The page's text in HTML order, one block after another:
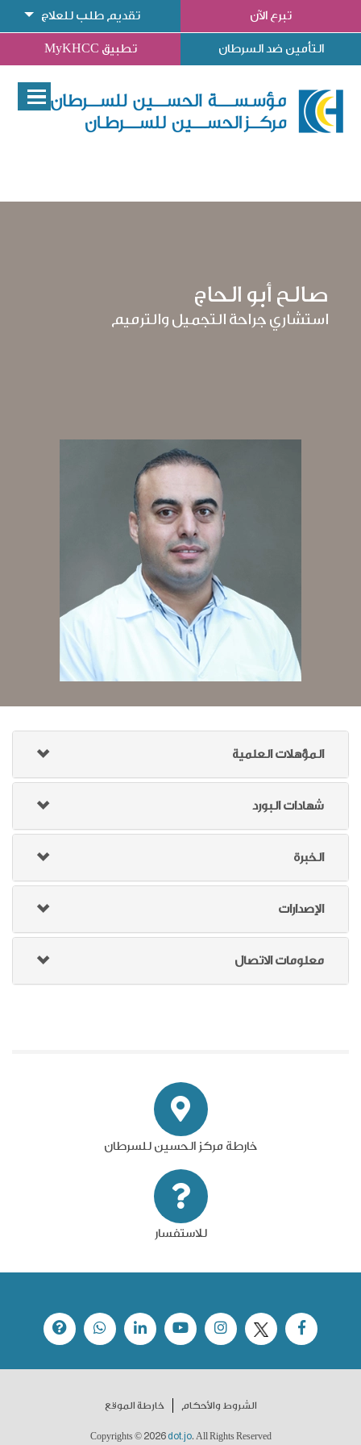
تبرع الآن تقديم طلب للعلاج
التأمين ضد السرطان تطبيق MyKHCC
صالح أبو الحاج
استشاري جراحة التجميل والترميم
المؤهلات العلمية
شهادات البورد
الخبرة
الإصدارات
معلومات الاتصال
خارطة مركز الحسين للسرطان
للاستفسار
الشروط والأحكام خارطة الموقع
Copyrights © 2026 dot.jo. All Rights Reserved